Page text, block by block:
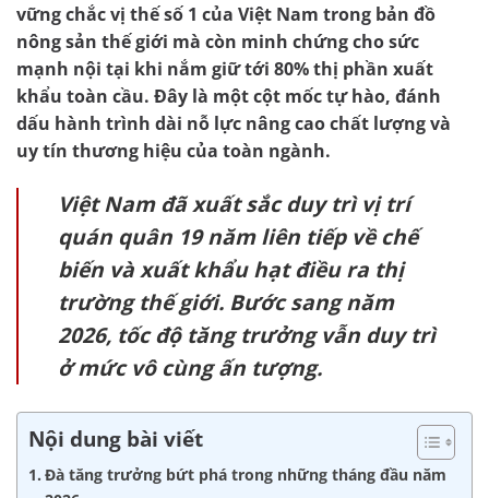
vững chắc vị thế số 1 của Việt Nam trong bản đồ
nông sản thế giới mà còn minh chứng cho sức
mạnh nội tại khi nắm giữ tới 80% thị phần xuất
khẩu toàn cầu. Đây là một cột mốc tự hào, đánh
dấu hành trình dài nỗ lực nâng cao chất lượng và
uy tín thương hiệu của toàn ngành.
Việt Nam đã xuất sắc duy trì vị trí
quán quân 19 năm liên tiếp về chế
biến và xuất khẩu hạt điều ra thị
trường thế giới. Bước sang năm
2026, tốc độ tăng trưởng vẫn duy trì
ở mức vô cùng ấn tượng.
Nội dung bài viết
Đà tăng trưởng bứt phá trong những tháng đầu năm